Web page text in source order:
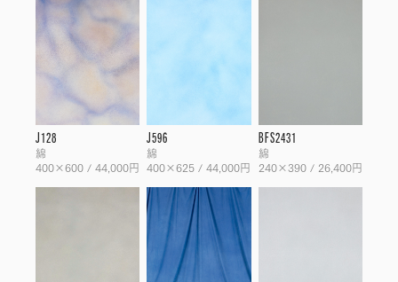
J128
綿
400×600 / 44,000円
J596
綿
400×625 / 44,000円
BFS2431
綿
240×390 / 26,400円